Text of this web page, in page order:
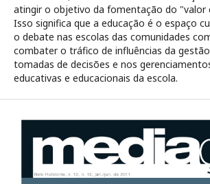
atingir o objetivo da fomentação do "valor
Isso significa que a educação é o espaço
o debate nas escolas das comunidades
combater o tráfico de influências da
tomadas de decisões e nos
educativas e educacionais da escola.